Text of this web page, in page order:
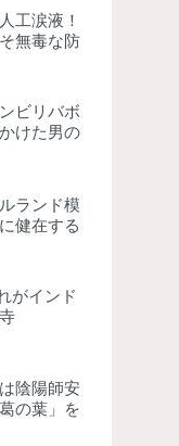
工涙液！
無毒な防
ビリバボ
けた男の
ランド模
健在する
がインド
陰陽師安
の葉」を